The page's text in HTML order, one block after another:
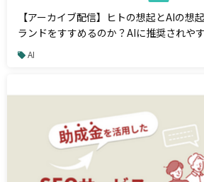
【アーカイブ配信】ヒトの想起とAIの想
ランドをすすめるのか？AIに推奨されや
AI